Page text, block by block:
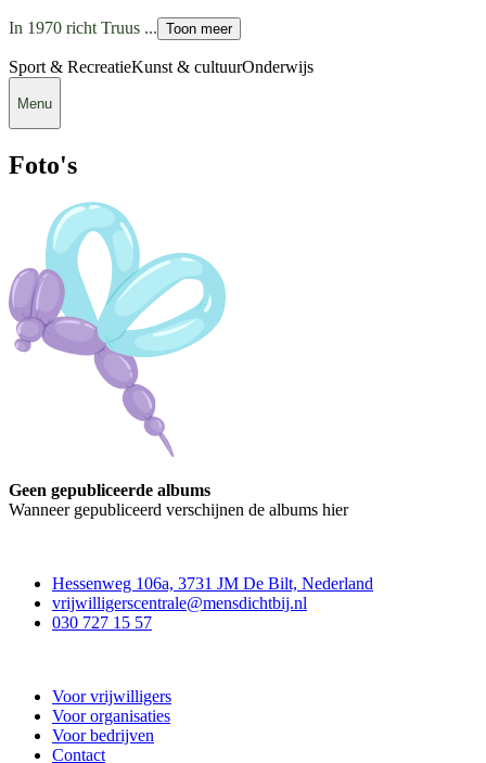
In 1970 richt Truus ... Toon meer
Sport & RecreatieKunst & cultuurOnderwijs
Menu
Foto's
Geen gepubliceerde albums
Wanneer gepubliceerd verschijnen de albums hier
Hessenweg 106a, 3731 JM De Bilt, Nederland
vrijwilligerscentrale@mensdichtbij.nl
030 727 15 57
Voor vrijwilligers
Voor organisaties
Voor bedrijven
Contact